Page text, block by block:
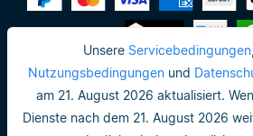
Unsere Servicebedingungen,
Nutzungsbedingungen und
am 21. August 2026 aktualisiert.
Dienste nach dem 21. August 2026
Impressum